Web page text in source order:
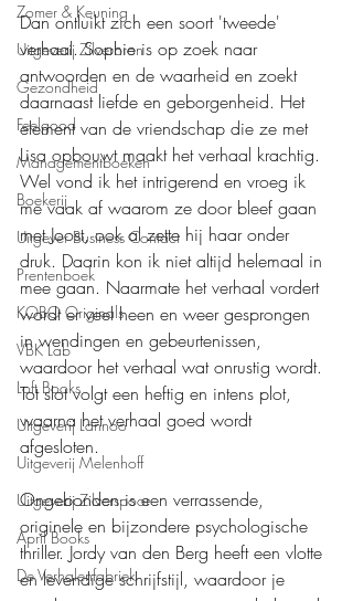
Zomer & Keuning
Uitgeverij Zilverbron
Gezondheid
Feelgood
Managementboeken
Boekerij
Uitgever Business Contact
Prentenboek
KOBO Originals
VBK Lab
Loft Books
Uitgeverij Lannoo
Uitgeverij Melenhoff
Uitgeverij Zilverspoor
April Books
De Verhalenfabriek
Dan ontluikt zich een soort 'tweede'
verhaal. Sophie is op zoek naar
antwoorden en de waarheid en zoekt
daarnaast liefde en geborgenheid. Het
element van de vriendschap die ze met
Lisa opbouwt maakt het verhaal krachtig.
Wel vond ik het intrigerend en vroeg ik
me vaak af waarom ze door bleef gaan
met Joost, ook al zette hij haar onder
druk. Daarin kon ik niet altijd helemaal in
mee gaan. Naarmate het verhaal vordert
wordt er veel heen en weer gesprongen
in wendingen en gebeurtenissen,
waardoor het verhaal wat onrustig wordt.
Tot slot volgt een heftig en intens plot,
waarna het verhaal goed wordt
afgesloten.
Ongebonden is een verrassende,
originele en bijzondere psychologische
thriller. Jordy van den Berg heeft een vlotte
en levendige schrijfstijl, waardoor je